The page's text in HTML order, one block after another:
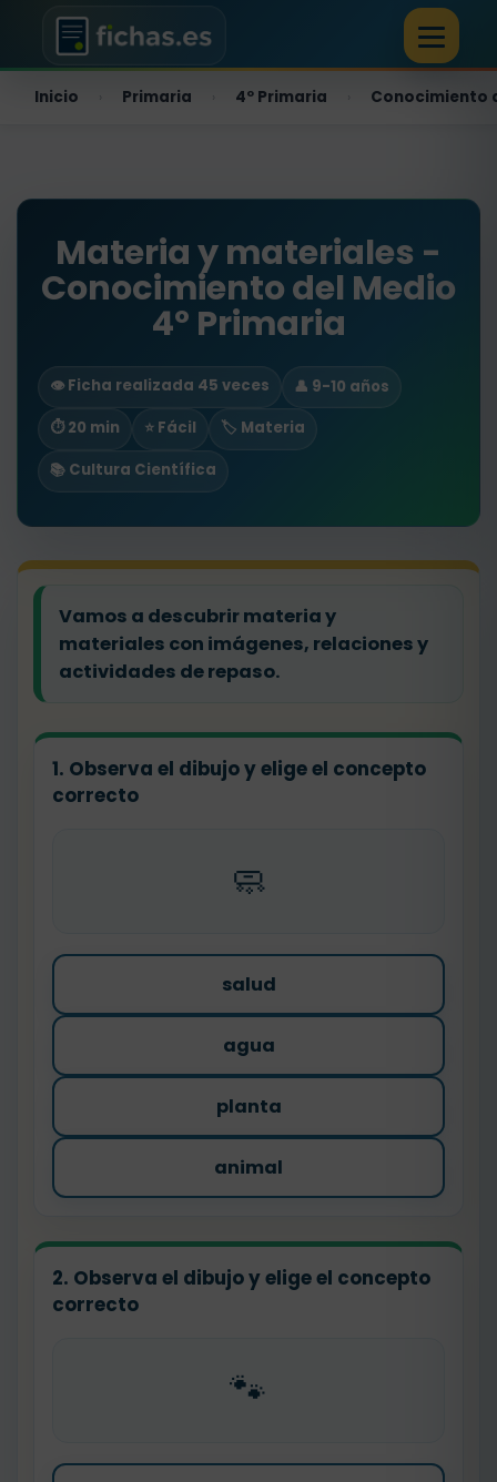
Inicio Primaria 4º Primaria Conocimiento
Materia y materiales -
Conocimiento del Medio
4º Primaria
👁️ Ficha realizada 45 veces
👤 9-10 años
⏱ 20 min
⭐ Fácil
🏷️ Materia
📚 Cultura Científica
Vamos a descubrir materia y
materiales con imágenes, relaciones y
actividades de repaso.
1. Observa el dibujo y elige el concepto
correcto
🧼
salud
agua
planta
animal
2. Observa el dibujo y elige el concepto
correcto
🐾